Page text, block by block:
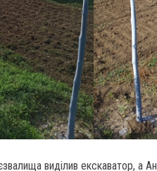
виділив екскаватор, а